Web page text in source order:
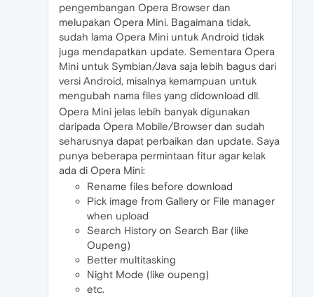
pengembangan Opera Browser dan
melupakan Opera Mini. Bagaimana tidak,
sudah lama Opera Mini untuk Android tidak
juga mendapatkan update. Sementara Opera
Mini untuk Symbian/Java saja lebih bagus dari
versi Android, misalnya kemampuan untuk
mengubah nama files yang didownload dll.
Opera Mini jelas lebih banyak digunakan
daripada Opera Mobile/Browser dan sudah
seharusnya dapat perbaikan dan update. Saya
punya beberapa permintaan fitur agar kelak
ada di Opera Mini:
Rename files before download
Pick image from Gallery or File manager
when upload
Search History on Search Bar (like
Oupeng)
Better multitasking
Night Mode (like oupeng)
etc.